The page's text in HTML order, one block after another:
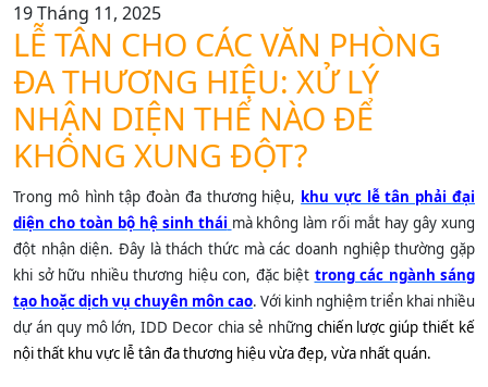
19 Tháng 11, 2025
LỄ TÂN CHO CÁC VĂN PHÒNG
ĐA THƯƠNG HIỆU: XỬ LÝ
NHẬN DIỆN THẾ NÀO ĐỂ
KHÔNG XUNG ĐỘT?
Trong mô hình tập đoàn đa thương hiệu, khu vực lễ tân phải đại
diện cho toàn bộ hệ sinh thái mà không làm rối mắt hay gây xung
đột nhận diện. Đây là thách thức mà các doanh nghiệp thường gặp
khi sở hữu nhiều thương hiệu con, đặc biệt trong các ngành sáng
tạo hoặc dịch vụ chuyên môn cao. Với kinh nghiệm triển khai nhiều
dự án quy mô lớn, IDD Decor chia sẻ những chiến lược giúp thiết kế
nội thất khu vực lễ tân đa thương hiệu vừa đẹp, vừa nhất quán.